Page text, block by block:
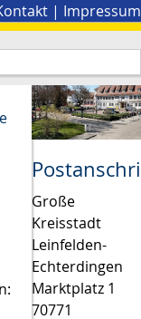
| Impressum
Große
Kreisstadt
Leinfelden-
Echterdingen
Marktplatz 1
70771